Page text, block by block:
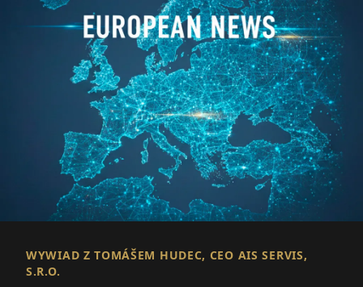
WYWIAD Z TOMÁŠEM HUDEC, CEO AIS SERVIS,
S.R.O.